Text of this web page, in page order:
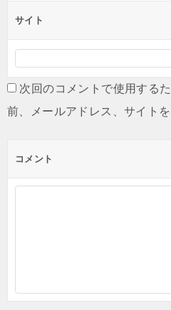
サイト
次回のコメントで使用する
前、メールアドレス、サイトを
コメント